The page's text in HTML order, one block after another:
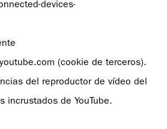
devices-
(cookie de terceros).
del reproductor de vídeo del
incrustados de YouTube.